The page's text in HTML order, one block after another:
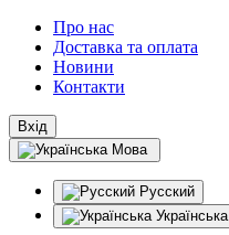
Про нас
Доставка та оплата
Новини
Контакти
Вхід
Мова
Русский
Українська